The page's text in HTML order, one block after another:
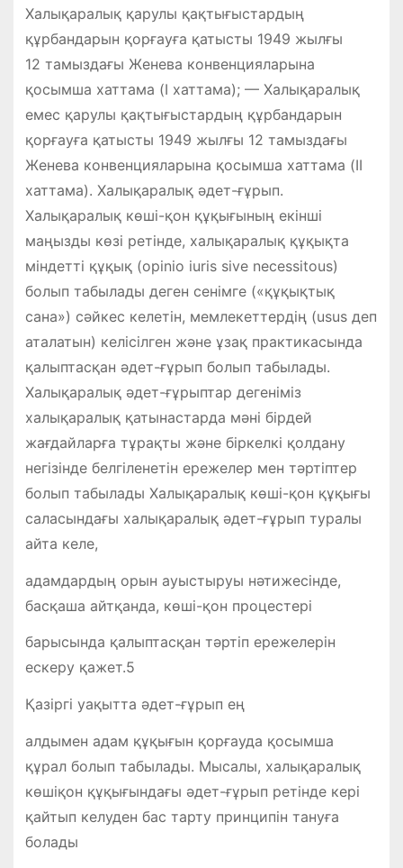
Халықаралық қарулы қақтығыстардың
құрбандарын қорғауға қатысты 1949 жылғы
12 тамыздағы Женева конвенцияларына
қосымша хаттама (I хаттама); — Халықаралық
емес қарулы қақтығыстардың құрбандарын
қорғауға қатысты 1949 жылғы 12 тамыздағы
Женева конвенцияларына қосымша хаттама (IІ
хаттама). Халықаралық әдет-ғұрып.
Халықаралық көші-қон құқығының екінші
маңызды көзі ретінде, халықаралық құқықта
міндетті құқық (opinio iuris sive necessitous)
болып табылады деген сенімге («құқықтық
сана») сәйкес келетін, мемлекеттердің (usus деп
аталатын) келісілген және ұзақ практикасында
қалыптасқан әдет-ғұрып болып табылады.
Халықаралық әдет-ғұрыптар дегеніміз
халықаралық қатынастарда мәні бірдей
жағдайларға тұрақты және біркелкі қолдану
негізінде белгіленетін ережелер мен тәртіптер
болып табылады Халықаралық көші-қон құқығы
саласындағы халықаралық әдет-ғұрып туралы
айта келе,
адамдардың орын ауыстыруы нәтижесінде,
басқаша айтқанда, көші-қон процестері
барысында қалыптасқан тәртіп ережелерін
ескеру қажет.5
Қазіргі уақытта әдет-ғұрып ең
алдымен адам құқығын қорғауда қосымша
құрал болып табылады. Мысалы, халықаралық
көшіқон құқығындағы әдет-ғұрып ретінде кері
қайтып келуден бас тарту принципін тануға
болады